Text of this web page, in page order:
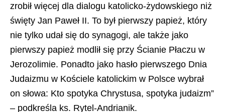
zrobił więcej dla dialogu katolicko-żydowskiego niż
święty Jan Paweł II. To był pierwszy papież, który
nie tylko udał się do synagogi, ale także jako
pierwszy papież modlił się przy Ścianie Płaczu w
Jerozolimie. Ponadto jako hasło pierwszego Dnia
Judaizmu w Kościele katolickim w Polsce wybrał
on słowa: Kto spotyka Chrystusa, spotyka judaizm”
– podkreśla ks. Rytel-Andrianik.